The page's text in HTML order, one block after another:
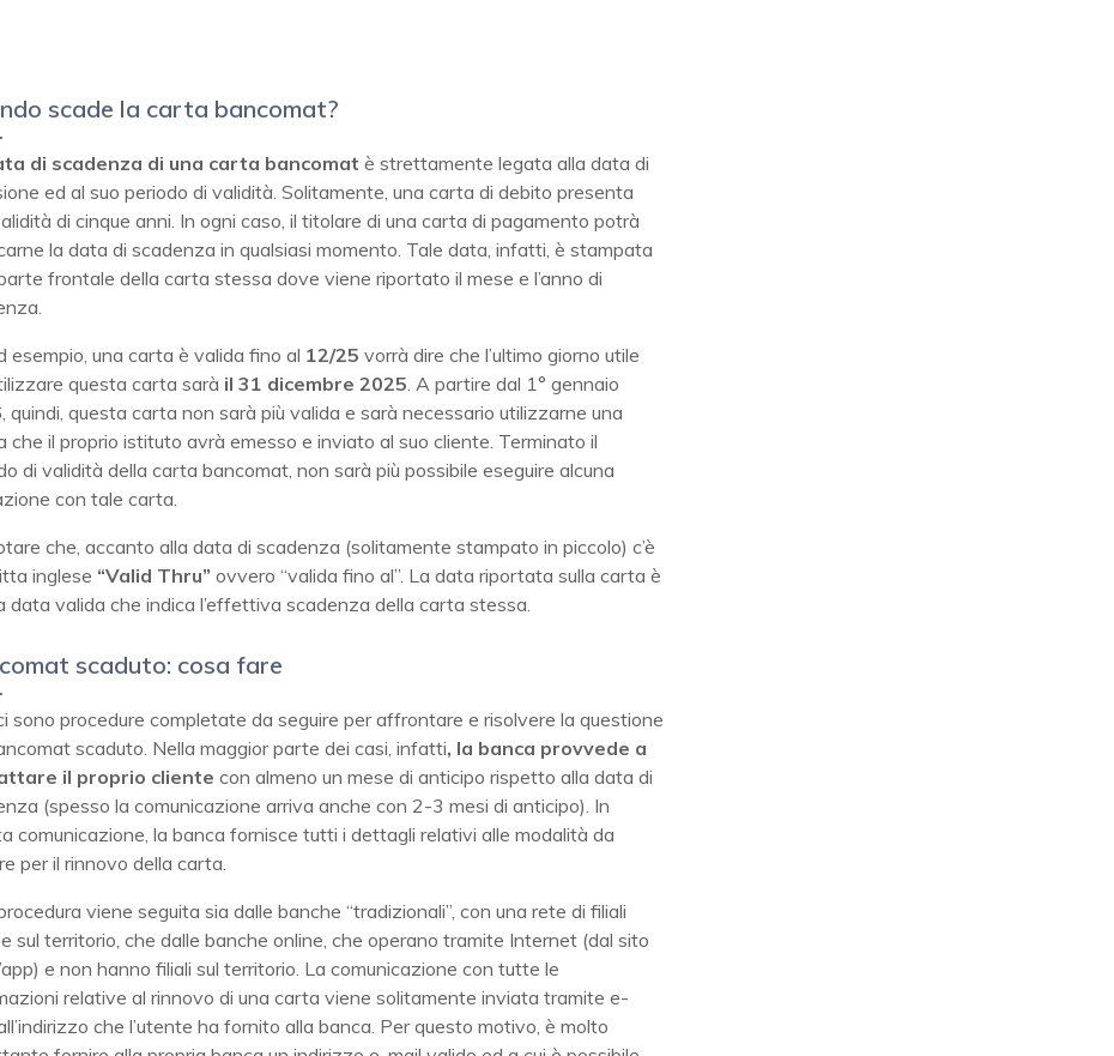
scade la carta bancomat?
di scadenza di una carta bancomat è strettamente legata alla data di
ed al suo periodo di validità. Solitamente, una carta di debito presenta
di cinque anni. In ogni caso, il titolare di una carta di pagamento potrà
la data di scadenza in qualsiasi momento. Tale data, infatti, è stampata
frontale della carta stessa dove viene riportato il mese e l’anno di
esempio, una carta è valida fino al 12/25 vorrà dire che l’ultimo giorno utile
questa carta sarà il 31 dicembre 2025. A partire dal 1° gennaio
quindi, questa carta non sarà più valida e sarà necessario utilizzarne una
che il proprio istituto avrà emesso e inviato al suo cliente. Terminato il
di validità della carta bancomat, non sarà più possibile eseguire alcuna
con tale carta.
che, accanto alla data di scadenza (solitamente stampato in piccolo) c’è
inglese “Valid Thru” ovvero “valida fino al”. La data riportata sulla carta è
data valida che indica l’effettiva scadenza della carta stessa.
scaduto: cosa fare
sono procedure completate da seguire per affrontare e risolvere la questione
scaduto. Nella maggior parte dei casi, infatti, la banca provvede a
il proprio cliente con almeno un mese di anticipo rispetto alla data di
(spesso la comunicazione arriva anche con 2-3 mesi di anticipo). In
comunicazione, la banca fornisce tutti i dettagli relativi alle modalità da
per il rinnovo della carta.
viene seguita sia dalle banche “tradizionali”, con una rete di filiali
sul territorio, che dalle banche online, che operano tramite Internet (dal sito
e non hanno filiali sul territorio. La comunicazione con tutte le
relative al rinnovo di una carta viene solitamente inviata tramite e-
che l’utente ha fornito alla banca. Per questo motivo, è molto